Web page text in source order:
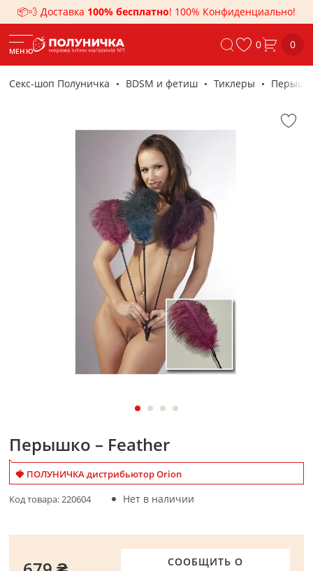
📦💨 Доставка 100% бесплатно! 100% Конфиденциально!
МЕНЮ 0 0
Секс-шоп Полуничка BDSM и фетиш Тиклеры
Перышко – Feather
🍓 ПОЛУНИЧКА дистрибьютор Orion
Код товара:220604 Нет в наличии
СООБЩИТЬ О